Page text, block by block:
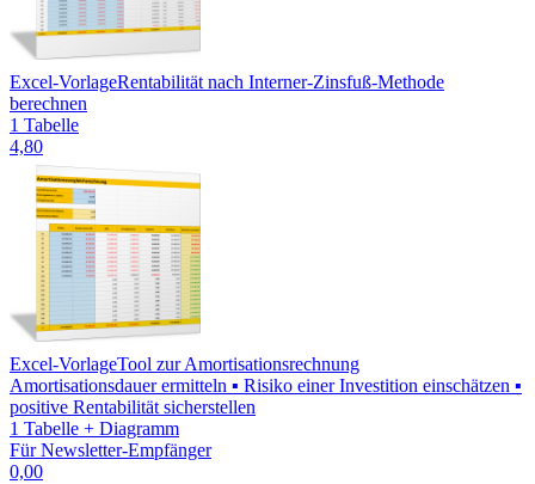
Excel-VorlageRentabilität nach Interner-Zinsfuß-Methode
berechnen
1 Tabelle
4,80
Excel-VorlageTool zur Amortisationsrechnung
Amortisationsdauer ermitteln ▪ Risiko einer Investition einschätzen ▪
positive Rentabilität sicherstellen
1 Tabelle + Diagramm
Für Newsletter-Empfänger
0,00